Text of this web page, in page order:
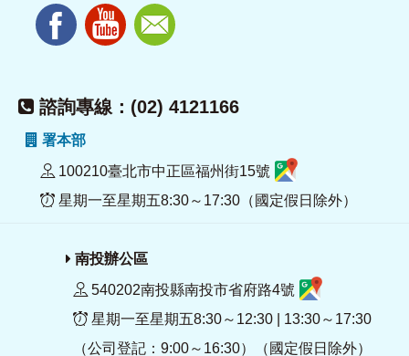
諮詢專線：(02) 4121166
署本部
100210臺北市中正區福州街15號
星期一至星期五8:30～17:30（國定假日除外）
南投辦公區
540202南投縣南投市省府路4號
星期一至星期五8:30～12:30 | 13:30～17:30
（公司登記：9:00～16:30）（國定假日除外）